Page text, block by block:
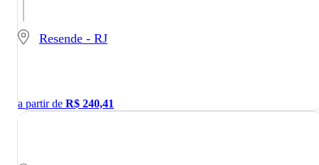
Resende - RJ
a partir de R$ 240,41